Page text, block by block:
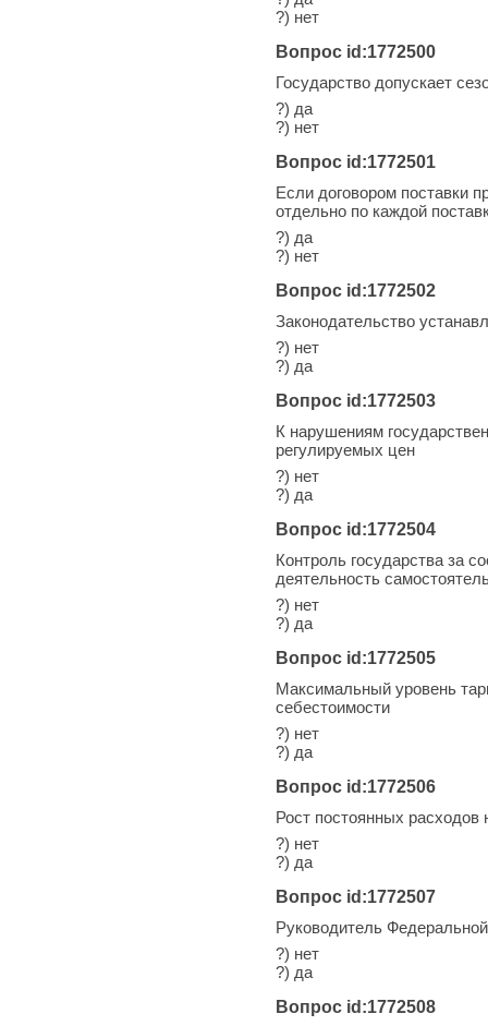
?) нет
Вопрос id:1772500
Государство допускает
?) да
?) нет
Вопрос id:1772501
Если договором поставки
отдельно по каждой
?) да
?) нет
Вопрос id:1772502
Законодательство
?) нет
?) да
Вопрос id:1772503
К нарушениям
регулируемых цен
?) нет
?) да
Вопрос id:1772504
Контроль государства за
деятельность
?) нет
?) да
Вопрос id:1772505
Максимальный уровень
себестоимости
?) нет
?) да
Вопрос id:1772506
Рост постоянных расходов
?) нет
?) да
Вопрос id:1772507
Руководитель
?) нет
?) да
Вопрос id:1772508